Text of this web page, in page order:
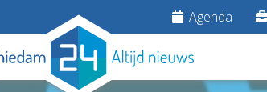
Agenda